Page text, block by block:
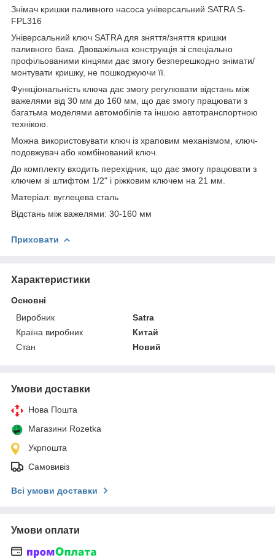
Знімач кришки паливного насоса універсальний SATRA S-
FPL316
Універсальний ключ SATRA для зняття/зняття кришки
паливного бака. Двоважільна конструкція зі спеціально
профільованими кінцями дає змогу безперешкодно знімати/
монтувати кришку, не пошкоджуючи її.
Функціональність ключа дає змогу регулювати відстань між
важелями від 30 мм до 160 мм, що дає змогу працювати з
багатьма моделями автомобілів та іншою автотранспортною
технікою.
Можна використовувати ключ із храповим механізмом, ключ-
подовжувач або комбінований ключ.
До комплекту входить перехідник, що дає змогу працювати з
ключем зі штифтом 1/2" і ріжковим ключем на 21 мм.
Матеріал: вуглецева сталь
Відстань між важелями: 30-160 мм
Приховати
Характеристики
Основні
Виробник
Satra
Країна виробник
Китай
Стан
Новий
Умови доставки
Нова Пошта
Магазини Rozetka
Укрпошта
Самовивіз
Всі умови доставки
Умови оплати